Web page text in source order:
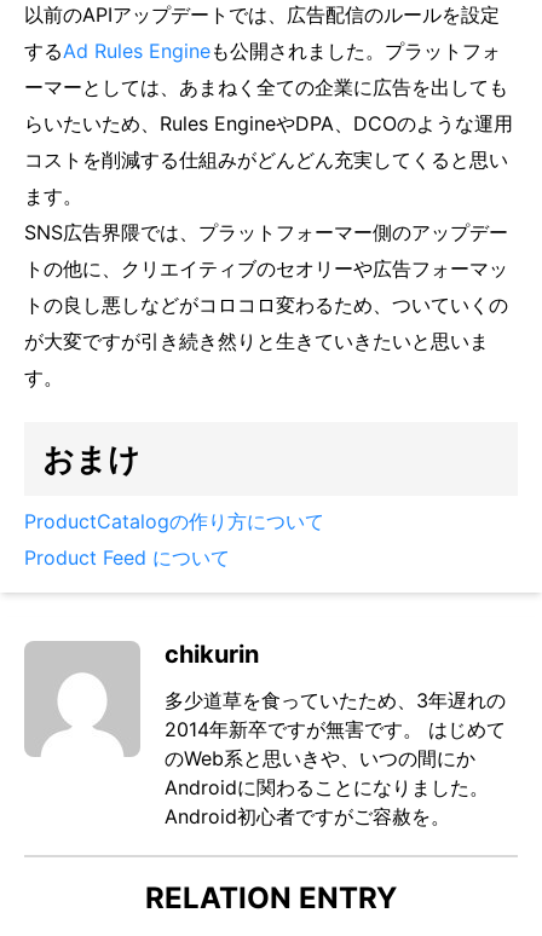
以前のAPIアップデートでは、広告配信のルールを設定
するAd Rules Engineも公開されました。プラットフォ
ーマーとしては、あまねく全ての企業に広告を出しても
らいたいため、Rules EngineやDPA、DCOのような運用
コストを削減する仕組みがどんどん充実してくると思い
ます。
SNS広告界隈では、プラットフォーマー側のアップデー
トの他に、クリエイティブのセオリーや広告フォーマッ
トの良し悪しなどがコロコロ変わるため、ついていくの
が大変ですが引き続き然りと生きていきたいと思いま
す。
おまけ
ProductCatalogの作り方について
Product Feed について
chikurin
多少道草を食っていたため、3年遅れの
2014年新卒ですが無害です。 はじめて
のWeb系と思いきや、いつの間にか
Androidに関わることになりました。
Android初心者ですがご容赦を。
RELATION ENTRY